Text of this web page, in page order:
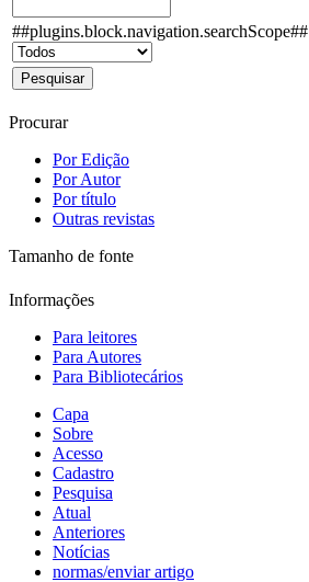
##plugins.block.navigation.searchScope##
Procurar
Por Edição
Por Autor
Por título
Outras revistas
Tamanho de fonte
Informações
Para leitores
Para Autores
Para Bibliotecários
Capa
Sobre
Acesso
Cadastro
Pesquisa
Atual
Anteriores
Notícias
normas/enviar artigo